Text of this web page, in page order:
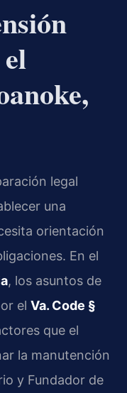
legal
una
orientación
En el
, los asuntos de
el Va. Code §
que el
la manutención
y Fundador de